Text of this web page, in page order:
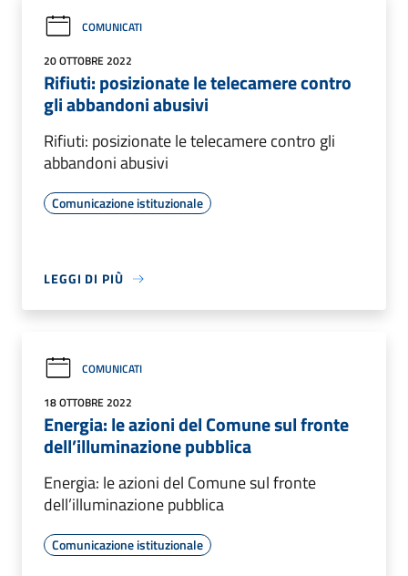
COMUNICATI
20 OTTOBRE 2022
Rifiuti: posizionate le telecamere contro
gli abbandoni abusivi
Rifiuti: posizionate le telecamere contro gli
abbandoni abusivi
Comunicazione istituzionale
LEGGI DI PIÙ
COMUNICATI
18 OTTOBRE 2022
Energia: le azioni del Comune sul fronte
dell’illuminazione pubblica
Energia: le azioni del Comune sul fronte
dell’illuminazione pubblica
Comunicazione istituzionale